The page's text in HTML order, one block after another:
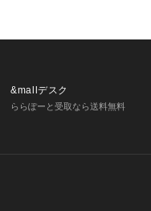
&mallデスク
ららぽーと受取なら送料無料